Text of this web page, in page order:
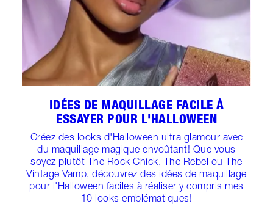
IDÉES DE MAQUILLAGE FACILE À
ESSAYER POUR L'HALLOWEEN
Créez des looks d'Halloween ultra glamour avec
du maquillage magique envoûtant! Que vous
soyez plutôt The Rock Chick, The Rebel ou The
Vintage Vamp, découvrez des idées de maquillage
pour l'Halloween faciles à réaliser y compris mes
10 looks emblématiques!